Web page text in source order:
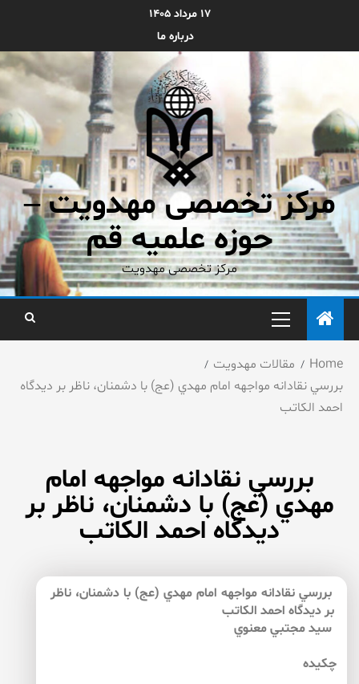
۱۷ مرداد ۱۴۰۵
درباره ما
مرکز تخصصی مهدویت –
حوزه علمیه قم
مرکز تخصصی مهدویت
Home
مقالات مهدویت
بررسي نقادانه مواجهه امام مهدي (عج) با دشمنان، ناظر بر ديدگاه
احمد الكاتب
بررسي نقادانه مواجهه امام
مهدي (عج) با دشمنان، ناظر بر
ديدگاه احمد الكاتب
بررسي نقادانه مواجهه امام مهدي (عج) با دشمنان، ناظر
بر ديدگاه احمد الكاتب
سيد مجتبي معنوي
چكيده